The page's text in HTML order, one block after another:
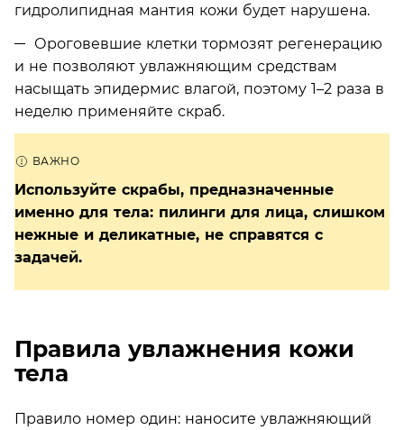
гидролипидная мантия кожи будет нарушена.
Ороговевшие клетки тормозят регенерацию
и не позволяют увлажняющим средствам
насыщать эпидермис влагой, поэтому 1–2 раза в
неделю применяйте скраб.
Используйте скрабы, предназначенные
именно для тела: пилинги для лица, слишком
нежные и деликатные, не справятся с
задачей.
Правила увлажнения кожи
тела
Правило номер один: наносите увлажняющий